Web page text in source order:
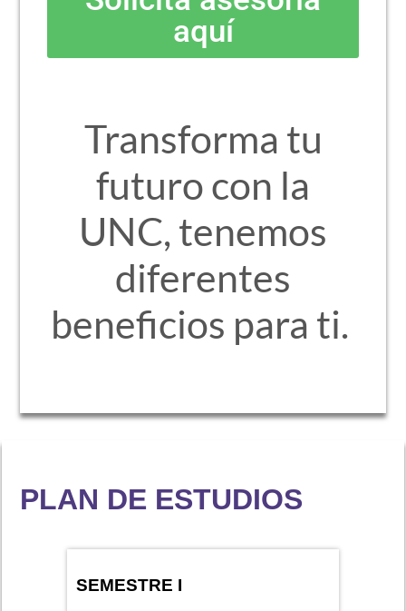
aquí
Transforma tu
futuro con la
UNC, tenemos
diferentes
beneficios para ti.
PLAN DE ESTUDIOS
SEMESTRE I